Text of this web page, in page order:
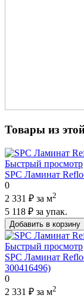
Товары из
Быстрый просмотр
SPC Ламинат
0
2 331 ₽ за м2
5 118 ₽ за упак.
Добавить в корзину
Быстрый просмотр
SPC Ламинат
300416496)
0
2 331 ₽ за м2